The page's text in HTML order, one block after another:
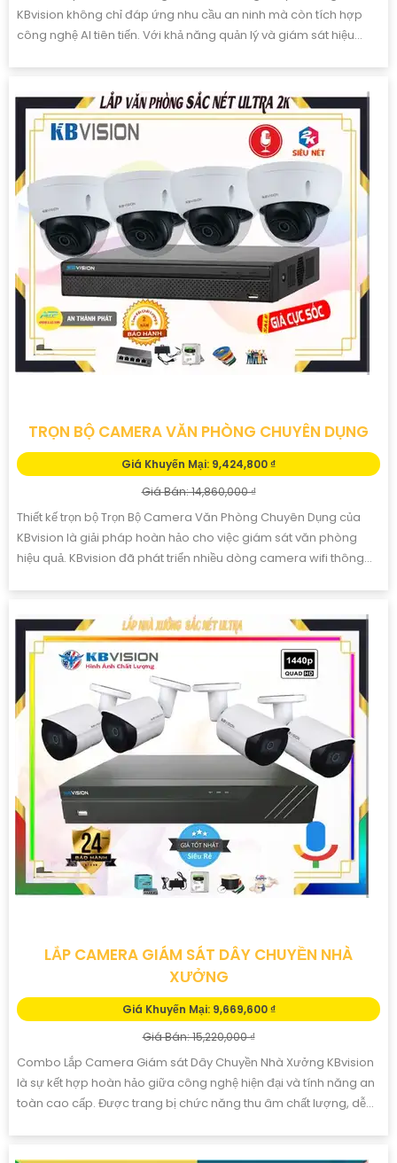
KBvision không chỉ đáp ứng nhu cầu an ninh mà còn tích hợp
công nghệ AI tiên tiến. Với khả năng quản lý và giám sát hiệu...
TRỌN BỘ CAMERA VĂN PHÒNG CHUYÊN DỤNG
Giá Khuyến Mại: 9,424,800 ₫
Giá Bán: 14,860,000 ₫
Thiết kế trọn bộ Trọn Bộ Camera Văn Phòng Chuyên Dụng của
KBvision là giải pháp hoàn hảo cho việc giám sát văn phòng
hiệu quả. KBvision đã phát triển nhiều dòng camera wifi thông...
LẮP CAMERA GIÁM SÁT DÂY CHUYỀN NHÀ
XƯỞNG
Giá Khuyến Mại: 9,669,600 ₫
Giá Bán: 15,220,000 ₫
Combo Lắp Camera Giám sát Dây Chuyền Nhà Xưởng KBvision
là sự kết hợp hoàn hảo giữa công nghệ hiện đại và tính năng an
toàn cao cấp. Được trang bị chức năng thu âm chất lượng, dễ...